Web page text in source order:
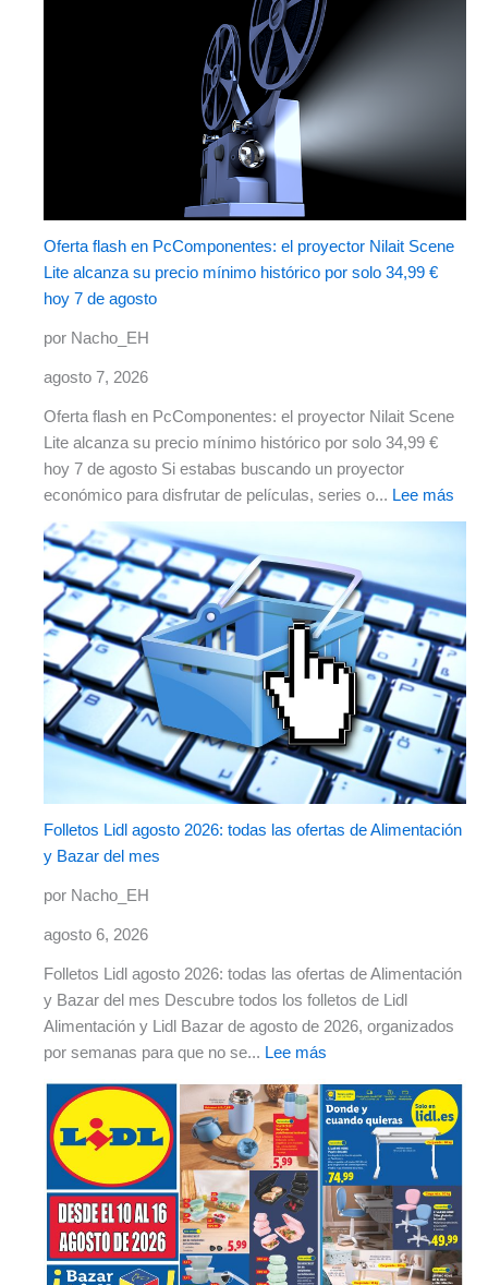
Oferta flash en PcComponentes: el proyector Nilait Scene
Lite alcanza su precio mínimo histórico por solo 34,99 €
hoy 7 de agosto
por Nacho_EH
agosto 7, 2026
Oferta flash en PcComponentes: el proyector Nilait Scene
Lite alcanza su precio mínimo histórico por solo 34,99 €
hoy 7 de agosto Si estabas buscando un proyector
económico para disfrutar de películas, series o... Lee más
Folletos Lidl agosto 2026: todas las ofertas de Alimentación
y Bazar del mes
por Nacho_EH
agosto 6, 2026
Folletos Lidl agosto 2026: todas las ofertas de Alimentación
y Bazar del mes Descubre todos los folletos de Lidl
Alimentación y Lidl Bazar de agosto de 2026, organizados
por semanas para que no se... Lee más